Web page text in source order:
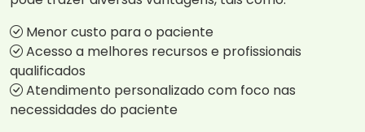
Menor custo para o paciente
Acesso a melhores recursos e profissionais
qualificados
Atendimento personalizado com foco nas
necessidades do paciente